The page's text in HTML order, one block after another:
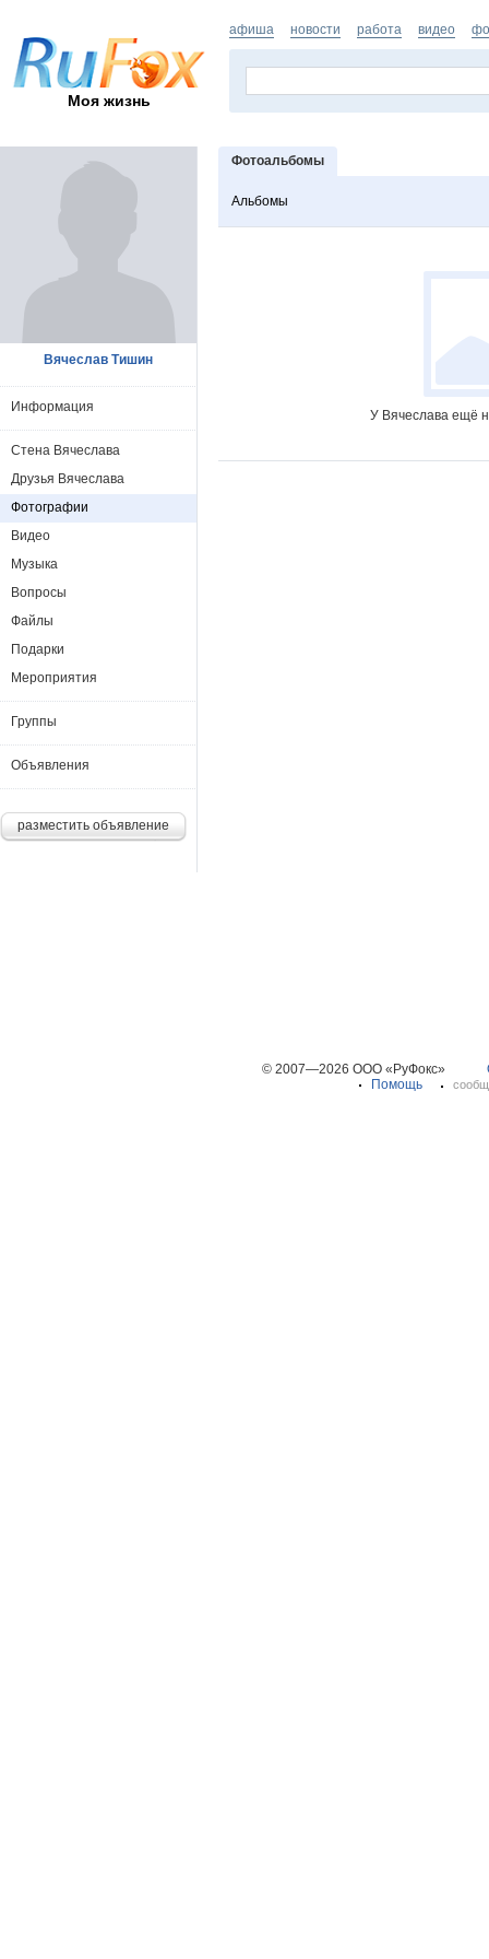
Моя жизнь
афиша новости работа видео
Фотоальбомы
Альбомы
У Вячеслава ещё
Вячеслав Тишин
Информация
Стена Вячеслава
Друзья Вячеслава
Фотографии
Видео
Музыка
Вопросы
Файлы
Подарки
Мероприятия
Группы
Объявления
разместить объявление
© 2007—2026 ООО «РуФокс»
Помощь